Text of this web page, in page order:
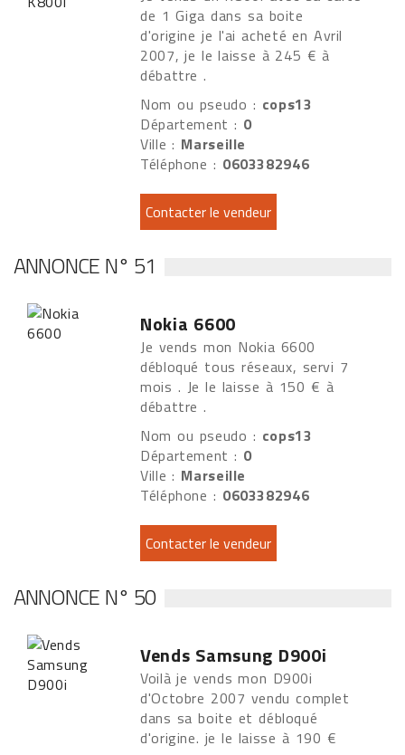
de 1 Giga dans sa boite
d'origine je l'ai acheté en Avril
2007, je le laisse à 245 € à
débattre .
Nom ou pseudo : cops13
Département : 0
Ville : Marseille
Téléphone : 0603382946
ANNONCE N° 51
Nokia 6600
Je vends mon Nokia 6600
débloqué tous réseaux, servi 7
mois . Je le laisse à 150 € à
débattre .
Nom ou pseudo : cops13
Département : 0
Ville : Marseille
Téléphone : 0603382946
ANNONCE N° 50
Vends Samsung D900i
Voilà je vends mon D900i
d'Octobre 2007 vendu complet
dans sa boite et débloqué
d'origine. je le laisse à 190 €